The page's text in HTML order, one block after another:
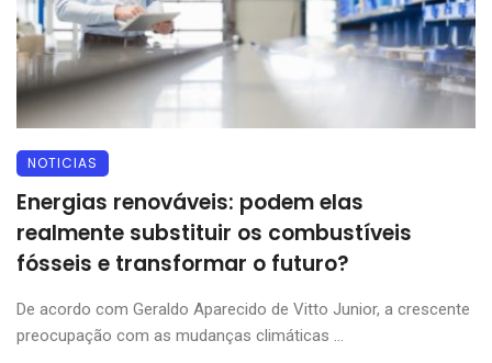
NOTICIAS
Energias renováveis: podem elas
realmente substituir os combustíveis
fósseis e transformar o futuro?
De acordo com Geraldo Aparecido de Vitto Junior, a crescente
preocupação com as mudanças climáticas ...